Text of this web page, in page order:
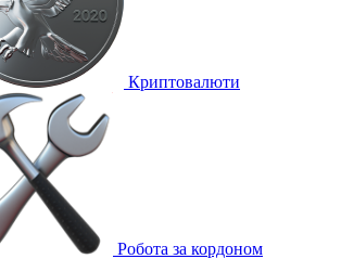
Криптовалюти
Робота за кордоном